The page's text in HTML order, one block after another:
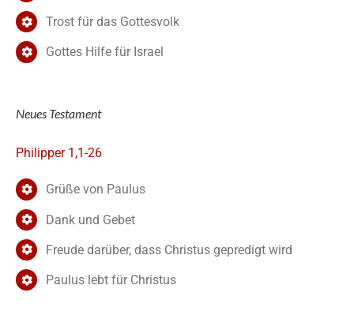
Trost für das Gottesvolk
Gottes Hilfe für Israel
Neues Testament
Philipper 1,1-26
Grüße von Paulus
Dank und Gebet
Freude darüber, dass Christus gepredigt wird
Paulus lebt für Christus